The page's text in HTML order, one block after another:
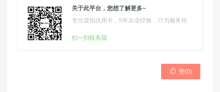
关于此平台，您想了解更多~
专注虚拟信用卡，5年从业经验，只为服务你
扫一扫联系我
 赞(0)